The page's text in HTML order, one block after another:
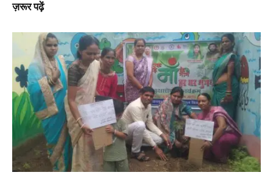
ज़रूर पढ़ें